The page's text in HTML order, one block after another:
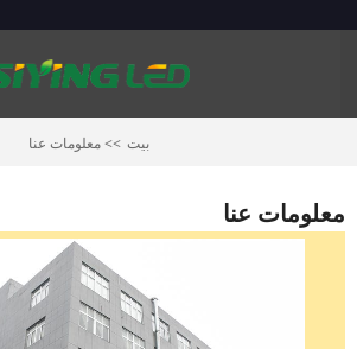
بيت معلومات عنا
معلومات عنا